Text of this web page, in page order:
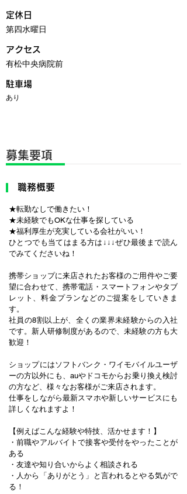
定休日
第四水曜日
アクセス
有松中央病院前
駐車場
あり
募集要項
職務概要
★転勤なしで働きたい！
★未経験でもOKな仕事を探している
★福利厚生が充実している会社がいい！
ひとつでも当てはまる方は↓↓↓ぜひ最後まで読ん
でみてくださいね！
携帯ショップに来店されたお客様のご用件やご要
望に合わせて、携帯電話・スマートフォンやタブ
レット、料金プランなどのご提案をしていきま
す。
社員の8割以上が、全くの業界未経験からの入社
です。新人研修制度があるので、未経験の方も大
歓迎！
ショップにはソフトバンク・ワイモバイルユーザ
ーの方以外にも、auやドコモからお乗り換え検討
の方など、様々なお客様がご来店されます。
仕事をしながら最新スマホや新しいサービスにも
詳しくなれますよ！
【例えばこんな経験や特技、活かせます！】
・前職やアルバイトで接客や受付をやったことが
ある
・友達や知り合いからよく相談される
・人から「ありがとう」と言われるとやる気がで
る！